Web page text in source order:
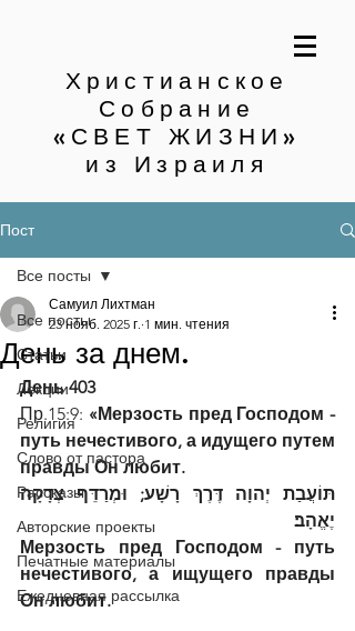
Христианское
Собрание
«СВЕТ ЖИЗНИ»
из Израиля
Пост
Все посты
Статьи
Лекции
Религия
Слово от пастора
Рассказы
Авторские проекты
Печатные материалы
Ежедневная рассылка
Все посты
День за днем.
Самуил Лихтман
23 нояб. 2025 г. 1 мин. чтения
День 403
Пр.15:9: «Мерзость пред Господом -
путь нечестивого, а идущего путем
правды Он любит.
תּוֹעֲבַת יְהוָה דֶּרֶךְ רָשָׁע; וּמְרַדֵּף צְדָקָה
יֶאֱהָב׃
Мерзость пред Господом - путь
нечестивого, а ищущего правды
Он любит.